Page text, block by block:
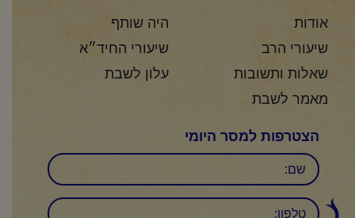
אודות
היה שותף
שיעורי הרב
שיעורי החיד״א
שאלות ותשובות
עלון לשבת
מאמר לשבת
הצטרפות למסר היומי
שם
טלפון: